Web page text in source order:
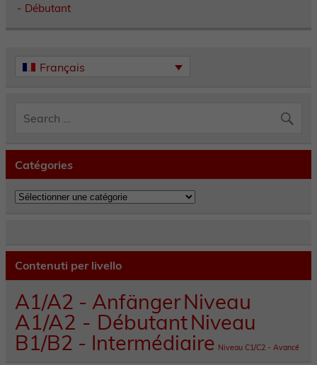
- Débutant
Français
Catégories
Catégories
Contenuti per livello
A1/A2 - AnfängerNiveau
A1/A2 - DébutantNiveau
B1/B2 - Intermédiaire Niveau C1/C2 - Avancé